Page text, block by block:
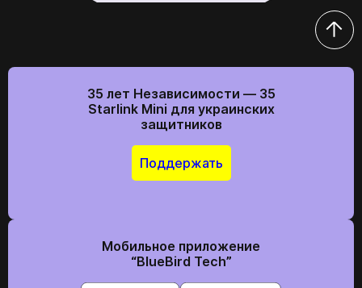
35 лет Независимости — 35
Starlink Mini для украинских
защитников
Поддержать
Мобильное приложение
“BlueBird Tech”